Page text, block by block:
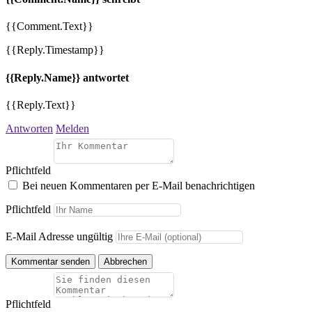
{{Comment.Text}}
{{Reply.Timestamp}}
{{Reply.Name}} antwortet
{{Reply.Text}}
Antworten Melden
Pflichtfeld
Bei neuen Kommentaren per E-Mail benachrichtigen
Pflichtfeld
E-Mail Adresse ungültig
Kommentar senden Abbrechen
Pflichtfeld